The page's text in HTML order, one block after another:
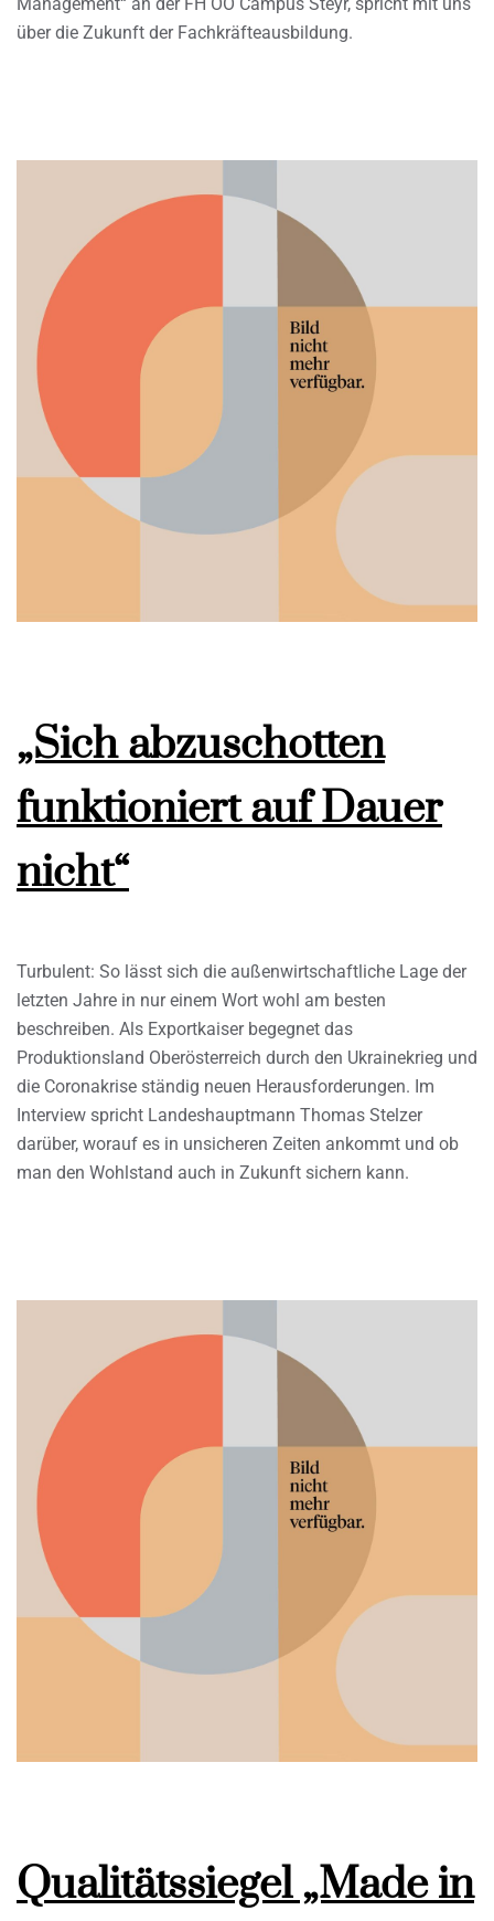
über die Zukunft der Fachkräfteausbildung.
„Sich abzuschotten
funktioniert auf Dauer
nicht“
Turbulent: So lässt sich die außenwirtschaftliche Lage der
letzten Jahre in nur einem Wort wohl am besten
beschreiben. Als Exportkaiser begegnet das
Produktionsland Oberösterreich durch den Ukrainekrieg und
die Coronakrise ständig neuen Herausforderungen. Im
Interview spricht Landeshauptmann Thomas Stelzer
darüber, worauf es in unsicheren Zeiten ankommt und ob
man den Wohlstand auch in Zukunft sichern kann.
Qualitätssiegel „Made in